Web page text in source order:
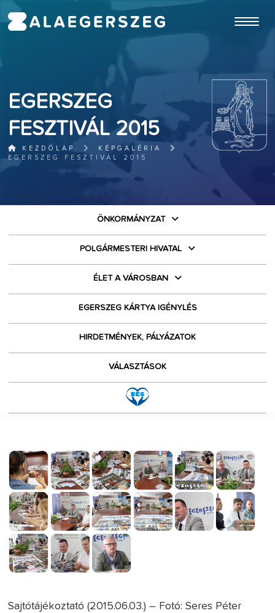
EGERSZEG
FESZTIVÁL 2015
KEZDŐLAP
KÉPGALÉRIA
EGERSZEG FESZTIVÁL 2015
ÖNKORMÁNYZAT
POLGÁRMESTERI HIVATAL
ÉLET A VÁROSBAN
EGERSZEG KÁRTYA IGÉNYLÉS
HIRDETMÉNYEK, PÁLYÁZATOK
VÁLASZTÁSOK
Sajtótájékoztató (2015.06.03.) – Fotó: Seres Péter